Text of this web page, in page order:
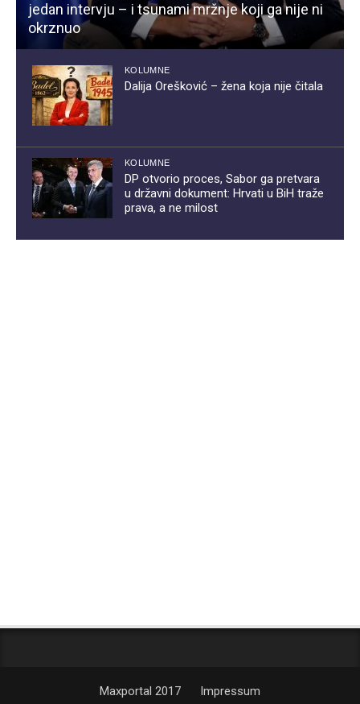
jedan intervju – i tsunami mržnje koji ga nije ni
okrznuo
KOLUMNE
Dalija Orešković – žena koja nije čitala
KOLUMNE
DP otvorio proces, Sabor ga pretvara
u državni dokument: Hrvati u BiH traže
prava, a ne milost
Maxportal 2017 Impressum